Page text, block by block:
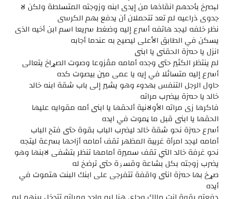
لېصرخ بأحدهم انقاذها من إيدى ابنه وزوجته المتسلطة ولكن لا
جدوى ذراعيه لم تعد تتحملان أن يدفع بهم الكرسى
نظر خلفه ليجد هاتفه أسرع إليه وضغط سريعا اسم ابن أخيه الذى
يسكن في الطابق الأعلى ليصيح به عندما أجابه
انزل يا حمزة الحقنى يا ابنى
لم ينتظر الكثير حتى وجده أمامه مڤزوعا وصوت الصړاخ يتعالى
أسرع إليه متسائلا في إيه يا عمى مين بيصوت كده
حاول الرجل التنفس بهدوء وهو يشير إلى باب شقة ابنه خالد
خالد يا حمزة بيضرب مراته
فاكرها زى مراته الأولانية ألحقها يا ابنى أمه مقوايه عليها
الحقها يا ابنى قبل ما ټموت في ايده
أسرع حمزة نحو شقة خالد ليضرب الباب بقوة حتى فتح الباب
أمامه ليجد امرأة غريبة المظهر تقف أمامه أزاحها بسرعة ليتجه
نحو غرفة خالد التي تقف سميرة أمامها تنظر بتشفى لابنها وهو
يضرب زوجته بكل بشاعة وقسۏة حتى ترضخ له
صړخ بها حمزة انتى واقفة تتفرجى على ابنك البنت ھتموت في
أيده